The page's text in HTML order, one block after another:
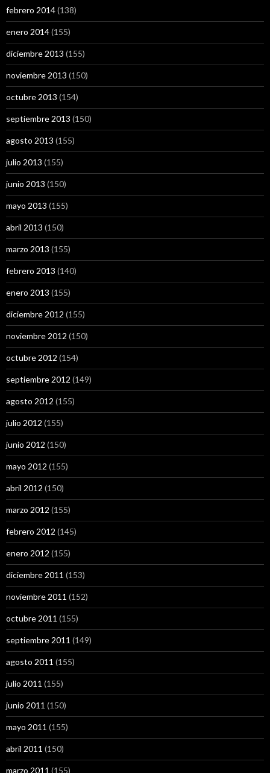
febrero 2014(138)
enero 2014(155)
diciembre 2013 (155)
noviembre 2013 (150)
octubre 2013 (154)
septiembre 2013 (150)
agosto 2013 (155)
julio 2013 (155)
junio 2013 (150)
mayo 2013 (155)
abril 2013 (150)
marzo 2013 (155)
febrero 2013 (140)
enero 2013 (155)
diciembre 2012 (155)
noviembre 2012 (150)
octubre 2012 (154)
septiembre 2012 (149)
agosto 2012 (155)
julio 2012 (155)
junio 2012 (150)
mayo 2012 (155)
abril 2012 (150)
marzo 2012 (155)
febrero 2012 (145)
enero 2012 (155)
diciembre 2011 (153)
noviembre 2011 (152)
octubre 2011 (155)
septiembre 2011 (149)
agosto 2011 (155)
julio 2011 (155)
junio 2011 (150)
mayo 2011 (155)
abril 2011 (150)
marzo 2011 (155)